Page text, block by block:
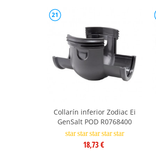
21
Collarín inferior Zodiac Ei
GenSalt POD R0768400
starstarstarstarstar
18,73 €